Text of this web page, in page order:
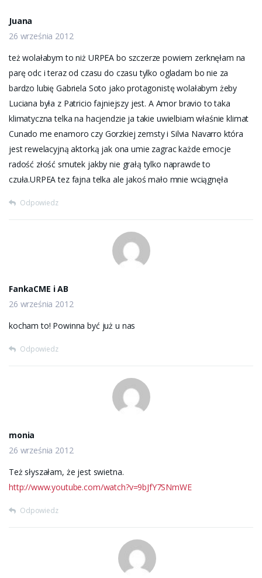
Juana
26 września 2012
też wolałabym to niż URPEA bo szczerze powiem zerknęłam na
parę odc i teraz od czasu do czasu tylko ogladam bo nie za
bardzo lubię Gabriela Soto jako protagonistę wolałabym żeby
Luciana była z Patricio fajniejszy jest. A Amor bravio to taka
klimatyczna telka na hacjendzie ja takie uwielbiam właśnie klimat
Cunado me enamoro czy Gorzkiej zemsty i Silvia Navarro która
jest rewelacyjną aktorką jak ona umie zagrac każde emocje
radość złość smutek jakby nie grałą tylko naprawde to
czuła.URPEA tez fajna telka ale jakoś mało mnie wciągnęła
Odpowiedz
FankaCME i AB
26 września 2012
kocham to! Powinna być już u nas
Odpowiedz
monia
26 września 2012
Też słyszałam, że jest swietna.
http://www.youtube.com/watch?v=9bJfY7SNmWE
Odpowiedz